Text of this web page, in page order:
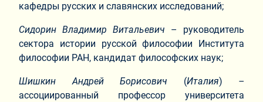
кафедры русских и славянских исследований;
Сидорин Владимир Витальевич – руководитель
сектора истории русской философии Института
философии РАН, кандидат философских наук;
Шишкин Андрей Борисович (Италия) –
ассоциированный профессор университета